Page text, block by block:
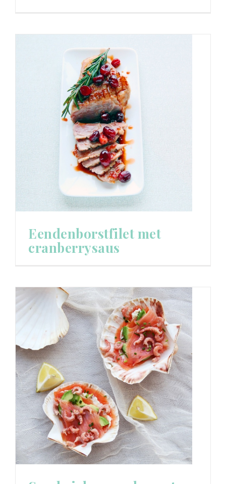
Eendenborstfilet met
cranberrysaus